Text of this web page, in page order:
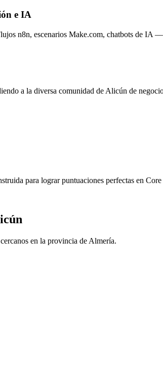
e IA
n8n, escenarios Make.com, chatbots de IA
a la diversa comunidad de Alicún de
para lograr puntuaciones perfectas en
en la provincia de Almería.